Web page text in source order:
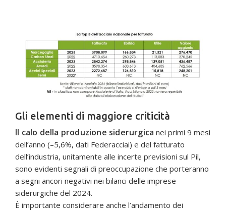
Gli elementi di maggiore criticità
Il calo della produzione siderurgica nei primi 9 mesi
dell’anno (–5,6%, dati Federacciai) e del fatturato
dell’industria, unitamente alle incerte previsioni sul Pil,
sono evidenti segnali di preoccupazione che porteranno
a segni ancori negativi nei bilanci delle imprese
siderurgiche del 2024.
È importante considerare anche l’andamento dei